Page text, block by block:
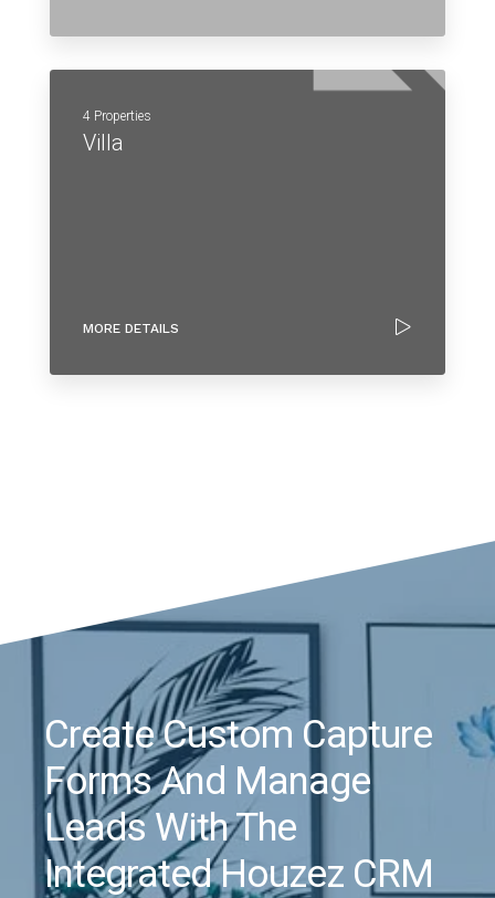
4 Properties
Villa
MORE DETAILS
Create Custom Capture
Forms And Manage
Leads With The
Integrated Houzez CRM